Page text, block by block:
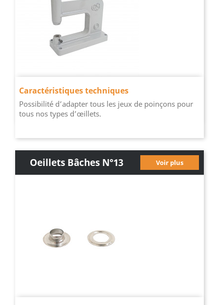
Caractéristiques techniques
Possibilité d’adapter tous les jeux de poinçons pour
tous nos types d’œillets.
Oeillets Bâches N°13 Voir plus